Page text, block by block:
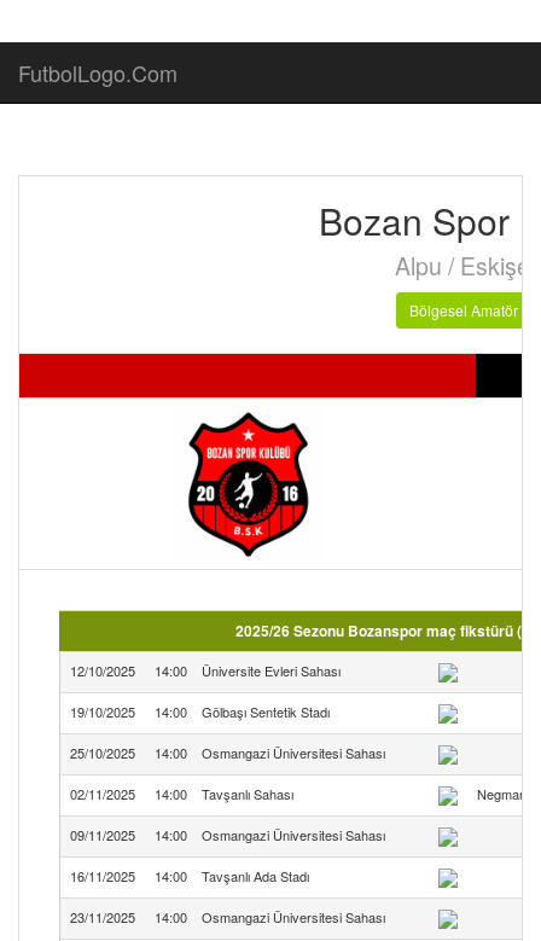
FutbolLogo.Com
Bozan Spor
Alpu /
Bölgesel Amatör Lig
2025/26 Sezonu Bozanspor maç fikstürü
12/10/2025 14:00 Üniversite Evleri Sahası
19/10/2025 14:00 Gölbaşı Sentetik Stadı
25/10/2025 14:00 Osmangazi Üniversitesi Sahası
02/11/2025 14:00 Tavşanlı Sahası Negmar
09/11/2025 14:00 Osmangazi Üniversitesi Sahası
16/11/2025 14:00 Tavşanlı Ada Stadı
23/11/2025 14:00 Osmangazi Üniversitesi Sahası